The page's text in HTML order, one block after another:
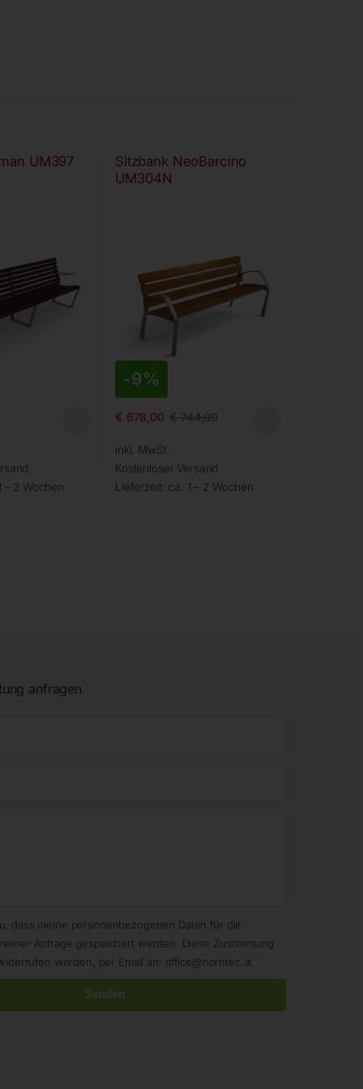
UM397
– 2 Wochen
Sitzbank NeoBarcino
UM304N
-9%
€ 678,00 €744,00
inkl. MwSt.
Kostenloser Versand
Lieferzeit: ca. 1 – 2 Wochen
anfragen
dass meine personenbezogenen Daten für die
Anfrage gespeichert werden. Diese Zustimmung
werden, per Email an: office@horntec.at
Senden